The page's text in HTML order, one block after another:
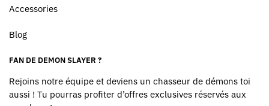
Accessories
Blog
FAN DE DEMON SLAYER ?
Rejoins notre équipe et deviens un chasseur de démons toi
aussi ! Tu pourras profiter d’offres exclusives réservés aux